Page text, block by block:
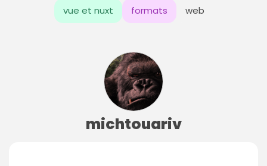
vue et nuxt formats web
michtouariv